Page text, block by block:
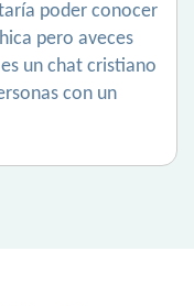
poder conocer
pero aveces
un chat cristiano
con un